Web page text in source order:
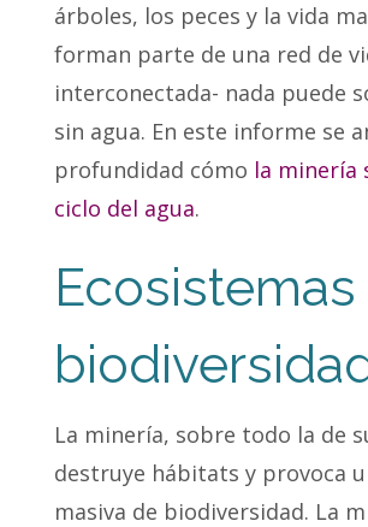
árboles, los peces y la vida
forman parte de una red de
interconectada- nada puede
sin agua. En este informe se
profundidad cómo la minería
ciclo del agua.
Ecosistemas
La minería, sobre todo la de
destruye hábitats y provoca
masiva de biodiversidad. La